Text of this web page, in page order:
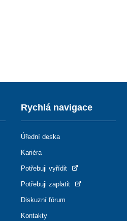
Rychlá navigace
Úřední deska
Kariéra
Potřebuji vyřídit
Potřebuji zaplatit
Diskuzní fórum
Kontakty